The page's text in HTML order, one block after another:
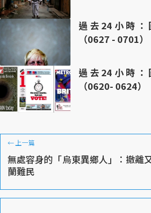
過去24小時：
（0627 - 0701）
過去24小時：
（0620- 0624）
←上一篇
無處容身的「烏東異鄉人」：撤離
蘭難民